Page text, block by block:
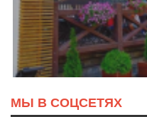
МЫ В СОЦСЕТЯХ